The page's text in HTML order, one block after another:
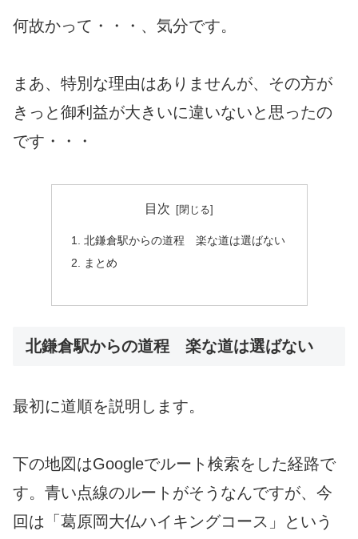
何故かって・・・、気分です。
まあ、特別な理由はありませんが、その方が
きっと御利益が大きいに違いないと思ったの
です・・・
目次
北鎌倉駅からの道程 楽な道は選ばない
まとめ
北鎌倉駅からの道程 楽な道は選ばない
最初に道順を説明します。
下の地図はGoogleでルート検索をした経路で
す。青い点線のルートがそうなんですが、今
回は「葛原岡大仏ハイキングコース」という